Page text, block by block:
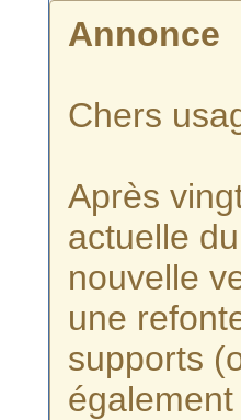
Annonce
Chers
Après
actuelle
nouvelle
une
supports